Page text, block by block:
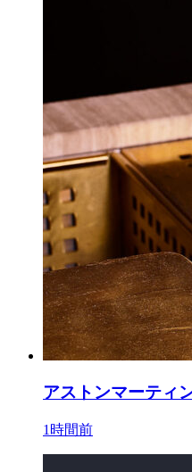
アストンマーティ
1時間前